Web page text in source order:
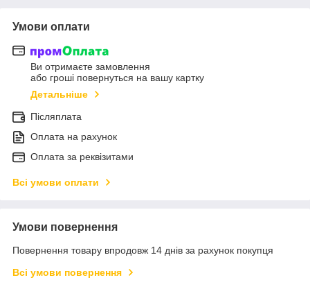
Умови оплати
Ви отримаєте замовлення
або гроші повернуться на вашу картку
Детальніше
Післяплата
Оплата на рахунок
Оплата за реквізитами
Всі умови оплати
Умови повернення
Повернення товару впродовж 14 днів за рахунок покупця
Всі умови повернення